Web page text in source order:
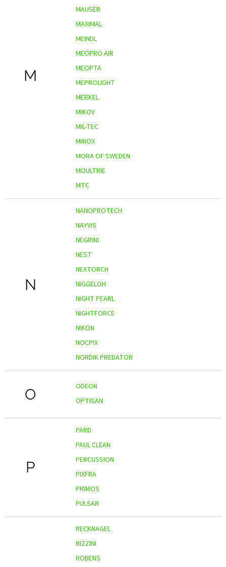
M
MAUSER
MAXIMAL
MEINDL
MEOPRO AIR
MEOPTA
MEPROLIGHT
MERKEL
MIKOV
MIL-TEC
MINOX
MORA OF SWEDEN
MOULTRIE
MTC
N
NANOPROTECH
NAYVIS
NEGRINI
NEST
NEXTORCH
NIGGELOH
NIGHT PEARL
NIGHTFORCE
NIKON
NOCPIX
NORDIK PREDATOR
O
ODEON
OPTISAN
P
PARD
PAUL CLEAN
PERCUSSION
PIXFRA
PRIMOS
PULSAR
RECKNAGEL
RIZZINI
ROBENS